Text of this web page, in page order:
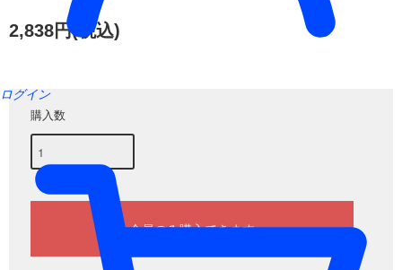
ログイン
2,838円(税込)
購入数